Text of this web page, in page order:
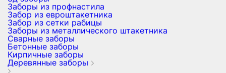
Заборы из профнастила
Забор из евроштакетника
Забор из сетки рабицы
Заборы из металлического штакетника
Сварные заборы
Бетонные заборы
Кирпичные заборы
Деревянные заборы